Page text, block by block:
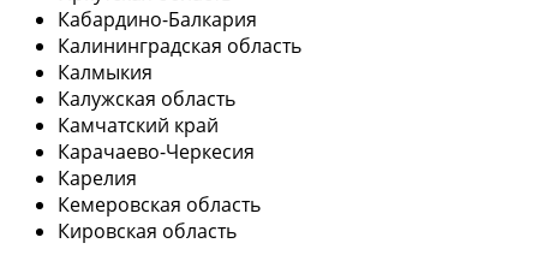
Кабардино-Балкария
Калининградская область
Калмыкия
Калужская область
Камчатский край
Карачаево-Черкесия
Карелия
Кемеровская область
Кировская область